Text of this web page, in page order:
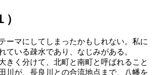
ーマにしてしまったかもしれない。私に
ている疎水であり、なじみがある。
きく分けて、北町と南町と呼ばれること
川が、長良川との合流地点まで、八幡を